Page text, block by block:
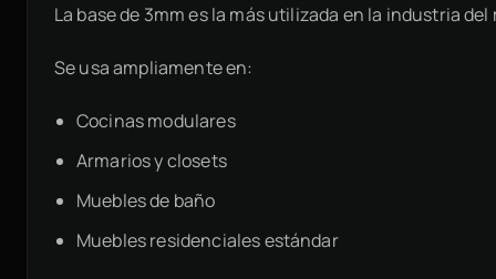
La base de 3mm es la más utilizada en la industria del
Se usa ampliamente en:
Cocinas modulares
Armarios y closets
Muebles de baño
Muebles residenciales estándar